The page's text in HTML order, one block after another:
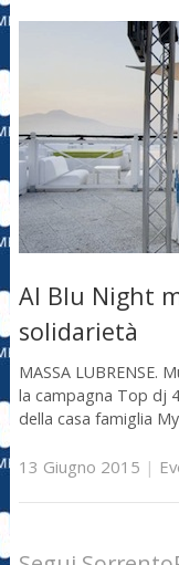
Al Blu Night
solidarietà
MASSA LUBRENSE.
la campagna Top dj
della casa famiglia
13 Giugno 2015 |